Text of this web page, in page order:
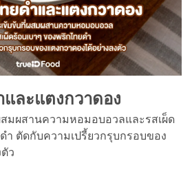
ละแตงกวาดอง
มผสานความหอมอบอวลและรสเผ็ด
ำ ตัดกับความเปรี้ยวกรุบกรอบของ
ว